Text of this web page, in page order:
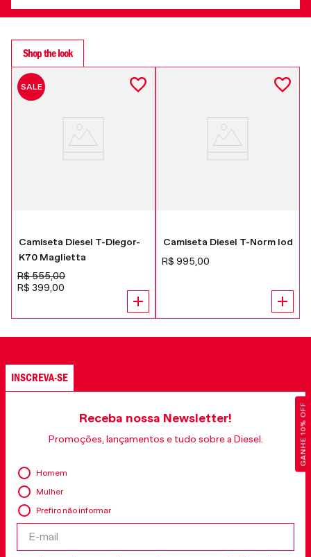
GANHE 10% OFF
Shop the look
SALE
Camiseta Diesel T-Diegor-
K70 Maglietta
R$555,00
R$ 399 00
Camiseta Diesel T-Norm Iod
R$ 995 00
INSCREVA-SE
Receba nossa Newsletter!
Promoções, lançamentos e tudo sobre a Diesel.
Homem
Mulher
Prefiro não informar